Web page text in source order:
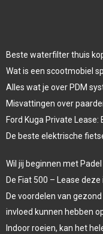
Beste waterfilter thuis
Wat is een scootmobiel
Alles wat je over PDM
Misvattingen over
Ford Kuga Private
De beste elektrische
Wil jij beginnen met
De Fiat 500 – Lease
De voordelen van
invloed kunnen hebben
Indoor roeien, kan het